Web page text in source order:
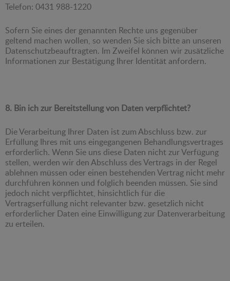
Telefon: 0431 988-1220
Sofern Sie eines der genannten Rechte uns gegenüber
geltend machen wollen, so wenden Sie sich bitte an unseren
Datenschutzbeauftragten. Im Zweifel können wir zusätzliche
Informationen zur Bestätigung Ihrer Identität anfordern.
8. Bin ich zur Bereitstellung von Daten verpflichtet?
Die Verarbeitung Ihrer Daten ist zum Abschluss bzw. zur
Erfüllung Ihres mit uns eingegangenen Behandlungsvertrages
erforderlich. Wenn Sie uns diese Daten nicht zur Verfügung
stellen, werden wir den Abschluss des Vertrags in der Regel
ablehnen müssen oder einen bestehenden Vertrag nicht mehr
durchführen können und folglich beenden müssen. Sie sind
jedoch nicht verpflichtet, hinsichtlich für die
Vertragserfüllung nicht relevanter bzw. gesetzlich nicht
erforderlicher Daten eine Einwilligung zur Datenverarbeitung
zu erteilen.